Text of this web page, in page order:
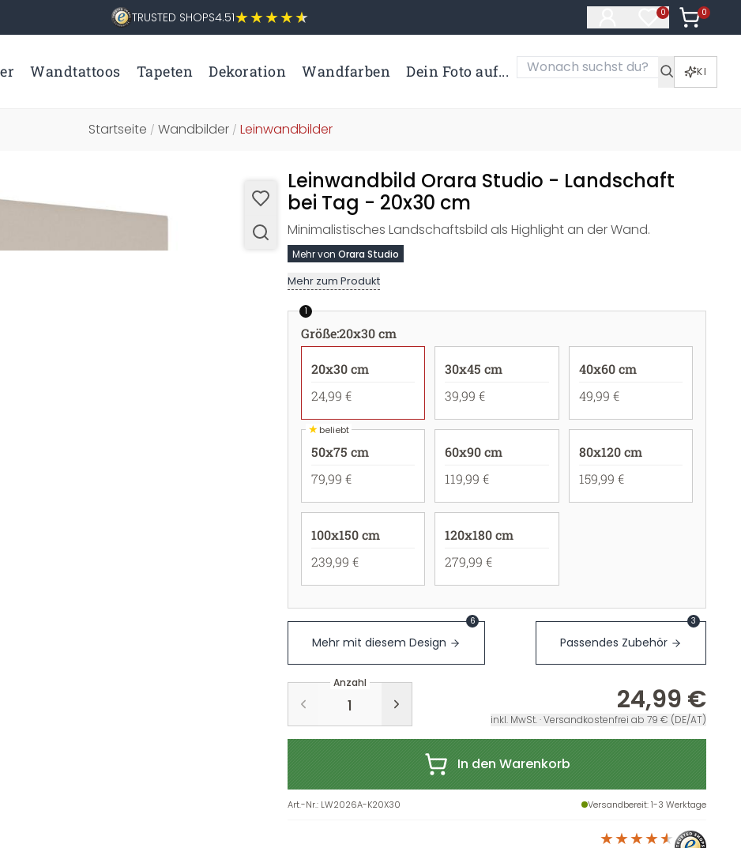
TRUSTED SHOPS4.51 0
Artikel im
0
Artikel
Wandtattoos Tapeten Dekoration Wandfarben Dein Foto auf... KI
Startseite / Wandbilder/ Leinwandbilder
Leinwandbild Orara Studio - Landschaft
bei Tag - 20x30 cm
Minimalistisches Landschaftsbild als Highlight an der Wand.
Mehr von Orara Studio
Mehr zum Produkt
1
Größe:20x30 cm
20x30 cm
24,99 €
30x45 cm
39,99 €
40x60 cm
49,99 €
★beliebt
50x75 cm
79,99 €
60x90 cm
119,99 €
80x120 cm
159,99 €
100x150 cm
239,99 €
120x180 cm
279,99 €
Mehr mit diesem Design
6
Passendes Zubehör
3
Anzahl
24,99 €
inkl. MwSt. · Versandkostenfrei ab 79 € (DE/AT)
In den Warenkorb
Art.-Nr.: LW2026A-K20X30 Versandbereit: 1-3 Werktage